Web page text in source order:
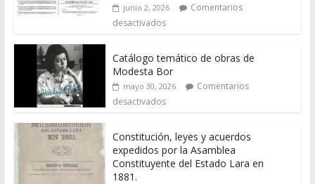
junio 2, 2026
Comentarios
desactivados
Catálogo temático de obras de
Modesta Bor
mayo 30, 2026
Comentarios
desactivados
Constitución, leyes y acuerdos
expedidos por la Asamblea
Constituyente del Estado Lara en
1881.